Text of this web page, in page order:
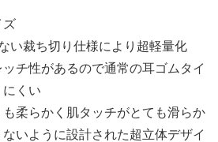
ズ
い裁ち切り仕様により超軽量化
ッチ性があるので通常の耳ゴムタイ
くい
も柔らかく肌タッチがとても滑らか
ないように設計された超立体デザイ